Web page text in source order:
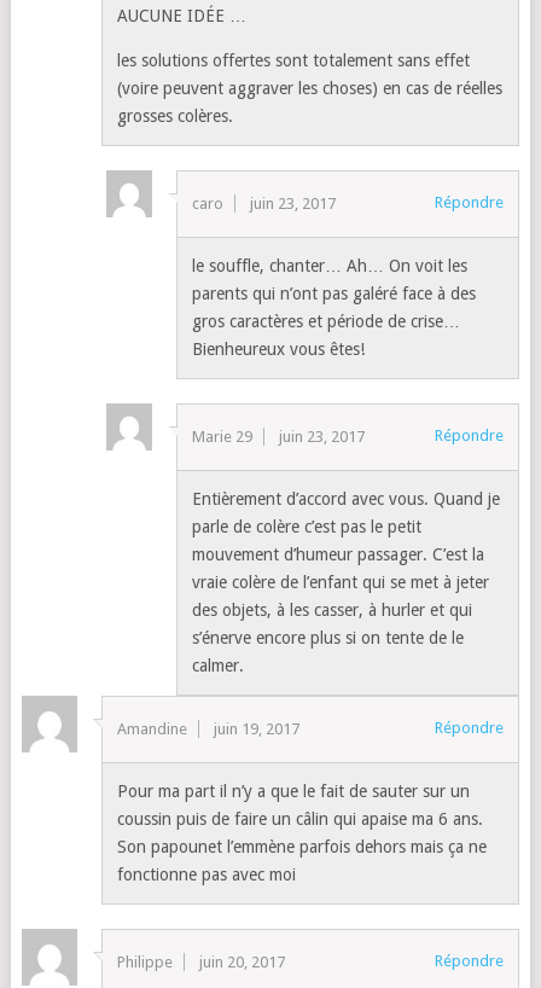
AUCUNE IDÉE …
les solutions offertes sont totalement sans effet
(voire peuvent aggraver les choses) en cas de réelles
grosses colères.
caro juin 23, 2017 Répondre
le souffle, chanter… Ah… On voit les
parents qui n’ont pas galéré face à des
gros caractères et période de crise…
Bienheureux vous êtes!
Marie 29 juin 23, 2017 Répondre
Entièrement d’accord avec vous. Quand je
parle de colère c’est pas le petit
mouvement d’humeur passager. C’est la
vraie colère de l’enfant qui se met à jeter
des objets, à les casser, à hurler et qui
s’énerve encore plus si on tente de le
calmer.
Amandine juin 19, 2017 Répondre
Pour ma part il n’y a que le fait de sauter sur un
coussin puis de faire un câlin qui apaise ma 6 ans.
Son papounet l’emmène parfois dehors mais ça ne
fonctionne pas avec moi
Philippe juin 20, 2017 Répondre